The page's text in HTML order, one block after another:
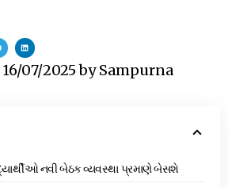
16/07/2025bySampurna
નવી બેઠક વ્યવસ્થા પ્રમાણે બેસશે